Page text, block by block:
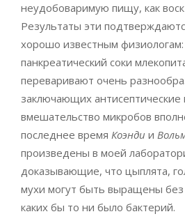
неудобоваримую пищу, как
Результаты эти
хорошо известным
панкреатический соки
переваривают очень
заключающих
вмешательство микробов
последнее время Коэнди и
произведены в моей
доказывающие, что цыплята,
мухи могут быть выращены без
каких бы то ни было бактерий.